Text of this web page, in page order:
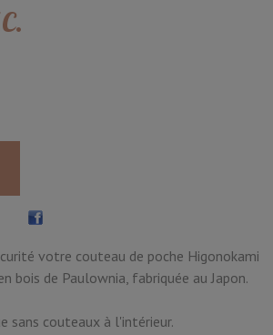
votre couteau de poche Higonokami
bois de Paulownia, fabriquée au Japon.
sans couteaux à l'intérieur.